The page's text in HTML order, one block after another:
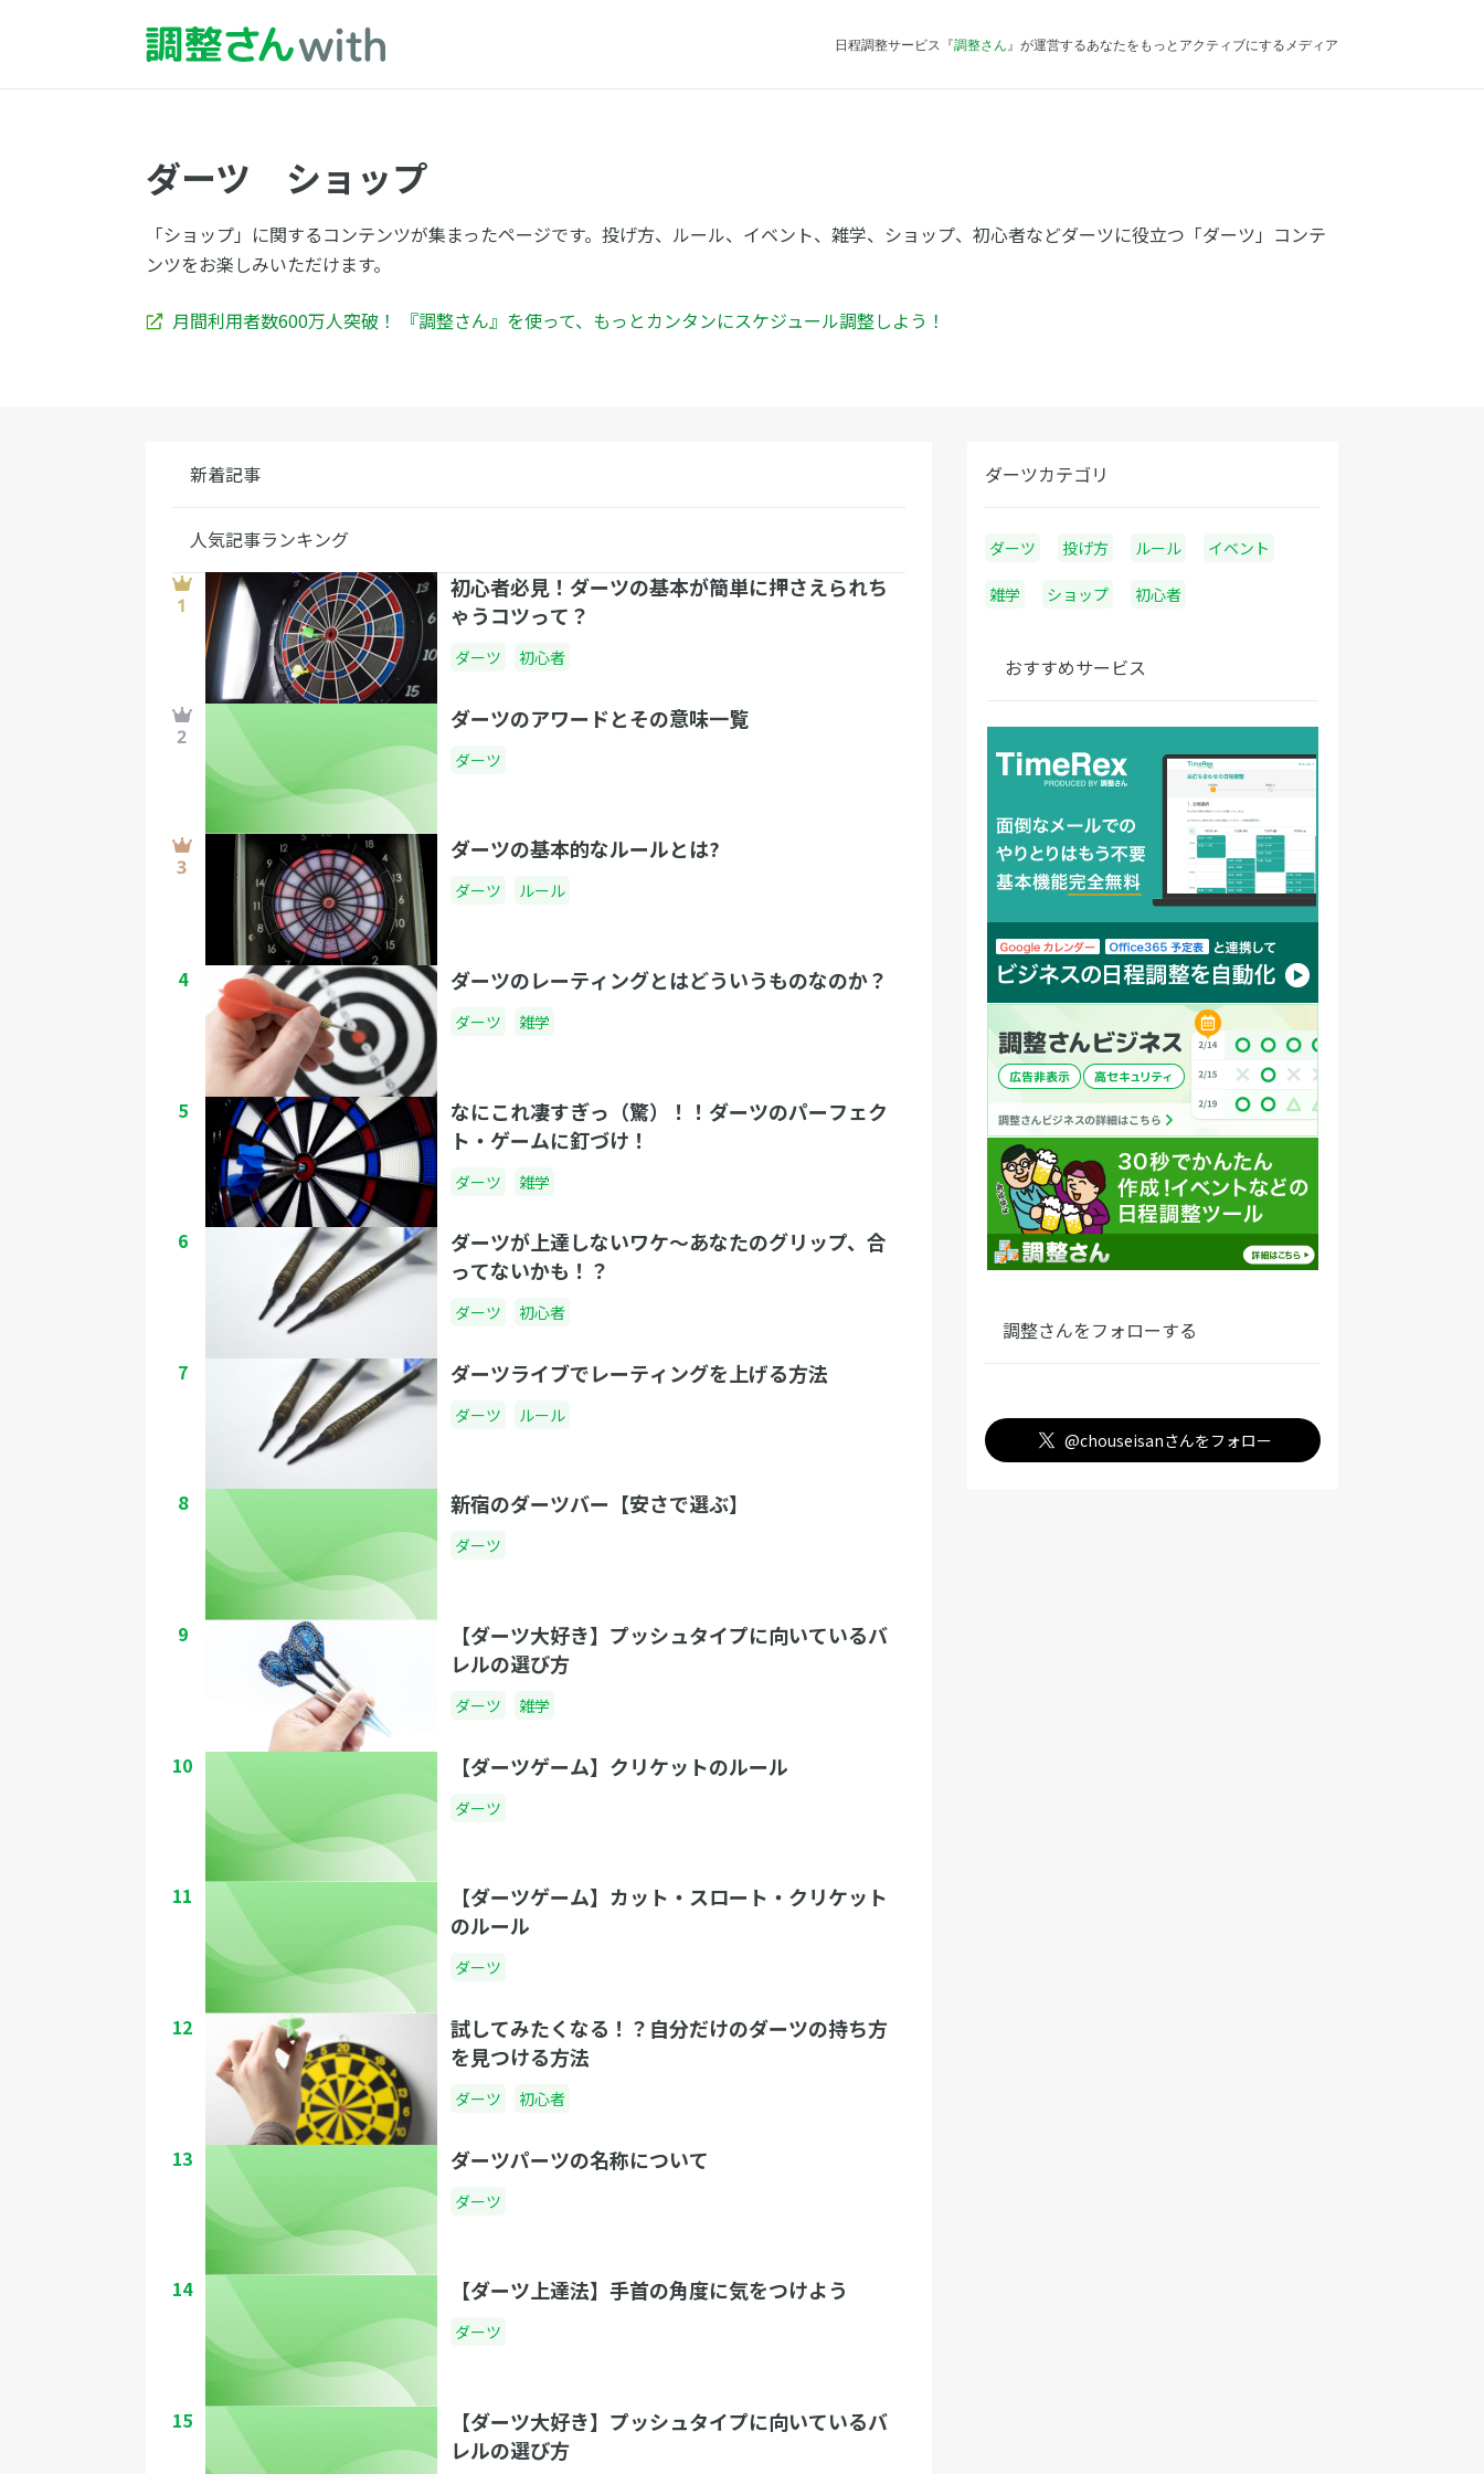
日程調整サービス『調整さん 』が運営するあなたをもっとアクティブにするメディア
ダーツ ショップ
「ショップ」に関するコンテンツが集まったページです。投げ方、ルール、イベント、雑学、ショップ、初心者などダーツに役立つ「ダーツ」コンテ
ンツをお楽しみいただけます。
月間利用者数600万人突破！ 『調整さん』を使って、もっとカンタンにスケジュール調整しよう！
新着記事
人気記事ランキング
初心者必見！ダーツの基本が簡単に押さえられち
ゃうコツって？
ダーツ 初心者
ダーツのアワードとその意味一覧
ダーツ
ダーツの基本的なルールとは?
ダーツ ルール
4 ダーツのレーティングとはどういうものなのか？
ダーツ 雑学
5
なにこれ凄すぎっ（驚）！！ダーツのパーフェク
ト・ゲームに釘づけ！
ダーツ 雑学
6
ダーツが上達しないワケ～あなたのグリップ、合
ってないかも！？
ダーツ 初心者
7 ダーツライブでレーティングを上げる方法
ダーツ ルール
8 新宿のダーツバー【安さで選ぶ】
ダーツ
9
【ダーツ大好き】プッシュタイプに向いているバ
レルの選び方
ダーツ 雑学
10 【ダーツゲーム】クリケットのルール
ダーツ
11
【ダーツゲーム】カット・スロート・クリケット
のルール
ダーツ
12
試してみたくなる！？自分だけのダーツの持ち方
を見つける方法
ダーツ 初心者
13 ダーツパーツの名称について
ダーツ
14 【ダーツ上達法】手首の角度に気をつけよう
ダーツ
15
【ダーツ大好き】プッシュタイプに向いているバ
レルの選び方
ダーツカテゴリ
ダーツ 投げ方 ルール イベント
雑学 ショップ 初心者
おすすめサービス
調整さんをフォローする
@chouseisanさんをフォロー